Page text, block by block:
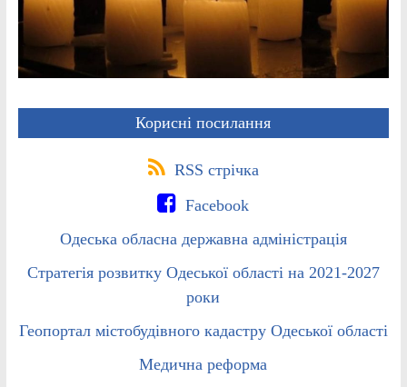
Корисні посилання
RSS стрічка
Facebook
Одеська обласна державна адміністрація
Стратегія розвитку Одеської області на 2021-2027
роки
Геопортал містобудівного кадастру Одеської області
Медична реформа